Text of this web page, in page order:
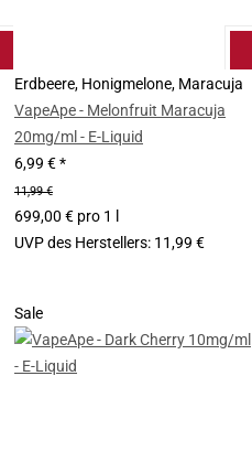
Erdbeere, Honigmelone, Maracuja
VapeApe - Melonfruit Maracuja
20mg/ml - E-Liquid
6,99 €*
11,99 €
699,00 € pro 1 l
UVP des Herstellers: 11,99 €
Sale